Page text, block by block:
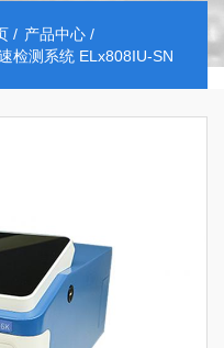
产品中心
检测系统 ELx808IU-SN